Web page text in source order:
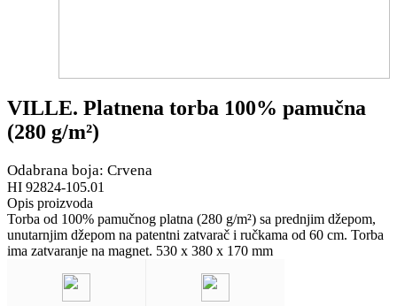
VILLE. Platnena torba 100% pamučna
(280 g/m²)
Odabrana boja: Crvena
HI 92824-105.01
Opis proizvoda
Torba od 100% pamučnog platna (280 g/m²) sa prednjim džepom,
unutarnjim džepom na patentni zatvarač i ručkama od 60 cm. Torba
ima zatvaranje na magnet. 530 x 380 x 170 mm